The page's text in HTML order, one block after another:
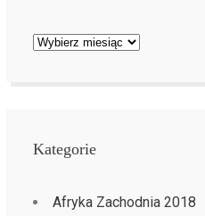
Archiwa
Kategorie
Afryka Zachodnia 2018